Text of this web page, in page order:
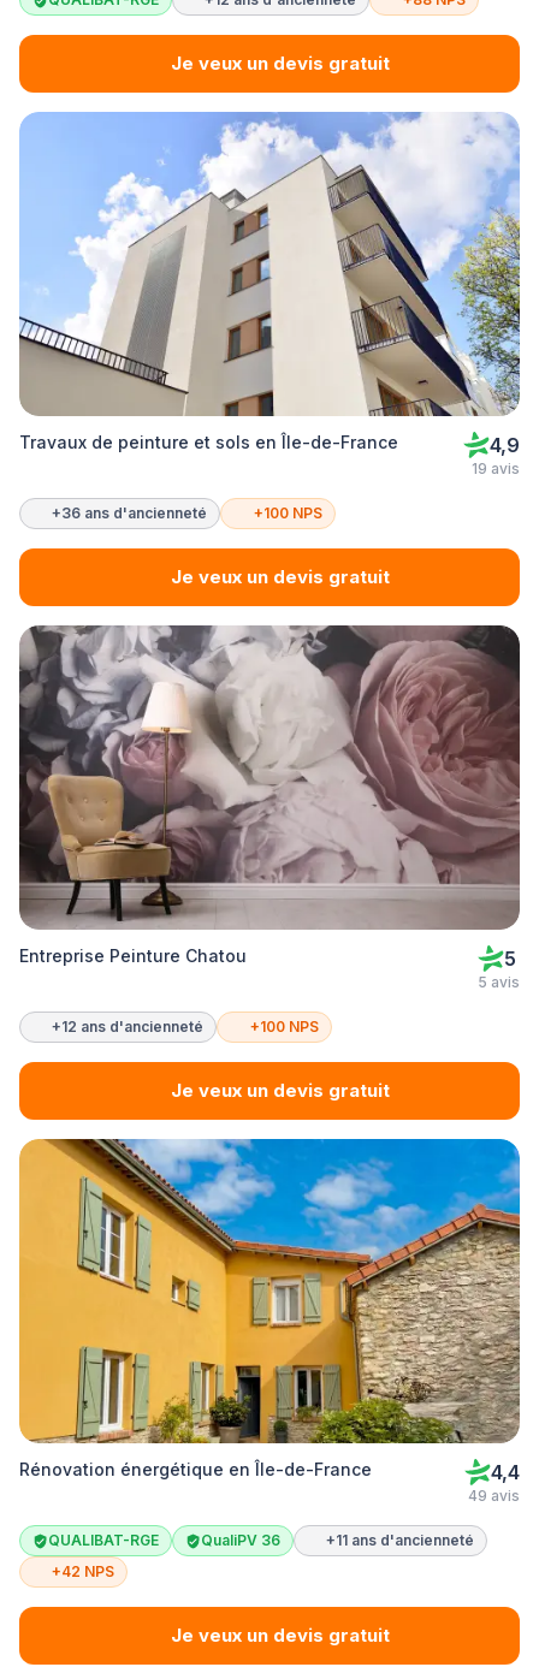
Je veux un devis gratuit
Travaux de peinture et sols en Île-de-France 4,9
19 avis
+36 ans d'ancienneté +100 NPS
Je veux un devis gratuit
Entreprise Peinture Chatou 5
5 avis
+12 ans d'ancienneté +100 NPS
Je veux un devis gratuit
Rénovation énergétique en Île-de-France 4,4
49 avis
QUALIBAT-RGE QualiPV 36
+11 ans d'ancienneté
+42 NPS
Je veux un devis gratuit